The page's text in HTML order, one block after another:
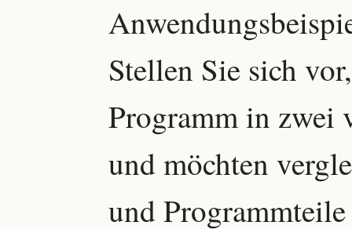
Stellen Sie sich
Programm in zwei
und möchten
und